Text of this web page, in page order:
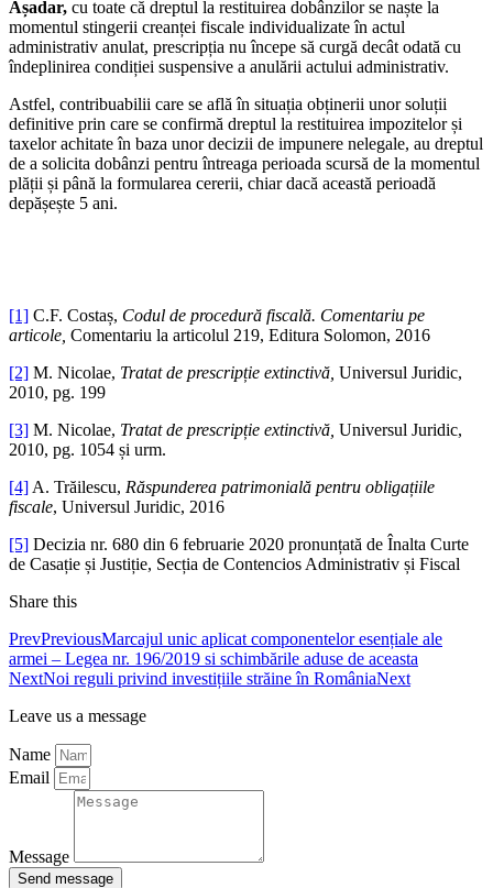
Așadar, cu toate că dreptul la restituirea dobânzilor se naște la
momentul stingerii creanței fiscale individualizate în actul
administrativ anulat, prescripția nu începe să curgă decât odată cu
îndeplinirea condiției suspensive a anulării actului administrativ.
Astfel, contribuabilii care se află în situația obținerii unor soluții
definitive prin care se confirmă dreptul la restituirea impozitelor și
taxelor achitate în baza unor decizii de impunere nelegale, au dreptul
de a solicita dobânzi pentru întreaga perioada scursă de la momentul
plății și până la formularea cererii, chiar dacă această perioadă
depășește 5 ani.
[1] C.F. Costaș, Codul de procedură fiscală. Comentariu pe
articole, Comentariu la articolul 219, Editura Solomon, 2016
[2] M. Nicolae, Tratat de prescripție extinctivă, Universul Juridic,
2010, pg. 199
[3] M. Nicolae, Tratat de prescripție extinctivă, Universul Juridic,
2010, pg. 1054 și urm.
[4] A. Trăilescu, Răspunderea patrimonială pentru obligațiile
fiscale, Universul Juridic, 2016
[5] Decizia nr. 680 din 6 februarie 2020 pronunțată de Înalta Curte
de Casație și Justiție, Secția de Contencios Administrativ și Fiscal
Share this
PrevPreviousMarcajul unic aplicat componentelor esențiale ale
armei – Legea nr. 196/2019 si schimbările aduse de aceasta
NextNoi reguli privind investițiile străine în RomâniaNext
Leave us a message
Name
Email
Message
Send message